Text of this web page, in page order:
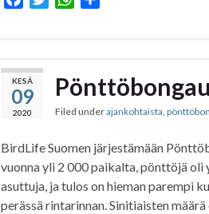
c
e
b
o
o
i
t
a
t
s
A
p
a
r
e
KESÄ
09
2020 Filed underajankohtaista,
BirdLife Suomen järjestämään
vuonna yli 2 000 paikalta, pönttöjä
asuttuja, ja tulos on hieman parempi
perässä rintarinnan. Sinitiaisten